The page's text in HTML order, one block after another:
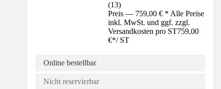
(13)
Preis — 759,00 € * Alle Preise
inkl. MwSt. und ggf. zzgl.
Versandkosten pro ST759,00
€*/ ST
Online bestellbar
Nicht reservierbar